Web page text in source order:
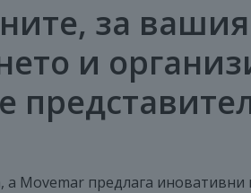
за
и
Movemar предлага иновативни